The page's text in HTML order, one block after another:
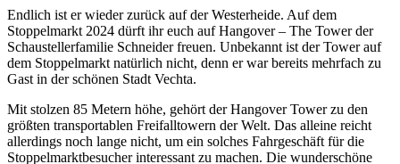
Endlich ist er wieder zurück auf der Westerheide. Auf dem
Stoppelmarkt 2024 dürft ihr euch auf Hangover – The Tower der
Schaustellerfamilie Schneider freuen. Unbekannt ist der Tower auf
dem Stoppelmarkt natürlich nicht, denn er war bereits mehrfach zu
Gast in der schönen Stadt Vechta.
Mit stolzen 85 Metern höhe, gehört der Hangover Tower zu den
größten transportablen Freifalltowern der Welt. Das alleine reicht
allerdings noch lange nicht, um ein solches Fahrgeschäft für die
Stoppelmarktbesucher interessant zu machen. Die wunderschöne